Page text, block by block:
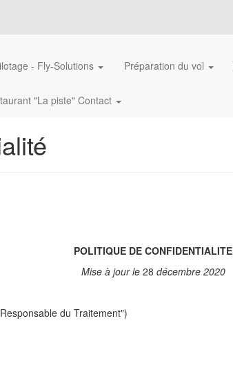
- Fly-Solutions Préparation du vol
"La piste" Contact
POLITIQUE DE CONFIDENTIALITE
Mise à jour le28 décembre 2020
du Traitement")